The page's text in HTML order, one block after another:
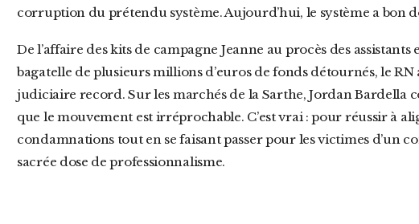
corruption du prétendu système. Aujourd’hui, le système a bon
De l’affaire des kits de campagne Jeanne au procès des assistants européens, qui réclame la
bagatelle de plusieurs millions d’euros de fonds détournés, le
judiciaire record. Sur les marchés de la Sarthe, Jordan Bardella
que le mouvement est irréprochable. C’est vrai : pour réussir à
condamnations tout en se faisant passer pour les victimes d’un
sacrée dose de professionnalisme.